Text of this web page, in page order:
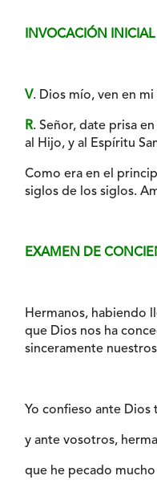
INVOCACIÓN INICIAL
V. Dios mío, ven en mi
R. Señor, date prisa
al Hijo, y al Espíritu
Como era en el
siglos de los siglos.
EXAMEN DE
Hermanos, habiendo
que Dios nos ha
sinceramente
Yo confieso ante
y ante vosotros,
que he pecado mucho